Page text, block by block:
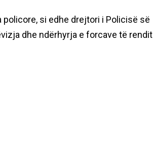
si edhe drejtori i Policisë së
dhe ndërhyrja e forcave të rendit